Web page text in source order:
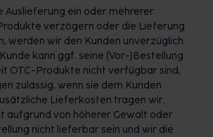
Auslieferung ein oder mehrerer
verzögern oder die Lieferung
werden wir den Kunden unverzüglich
kann ggf. seine (Vor-)Bestellung
OTC-Produkte nicht verfügbar sind,
zulässig, wenn sie dem Kunden
Lieferkosten tragen wir.
aufgrund von höherer Gewalt oder
nicht lieferbar sein und wir die